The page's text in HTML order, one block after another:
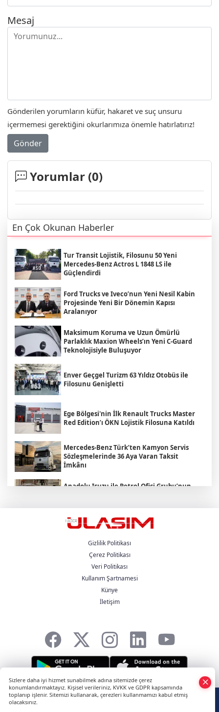
Mesaj
Gönderilen yorumların küfür, hakaret ve suç unsuru
içermemesi gerektiğini okurlarımıza önemle hatırlatırız!
Gönder
Yorumlar (0)
En Çok Okunan Haberler
Tur Transit Lojistik, Filosunu 50 Yeni
Mercedes-Benz Actros L 1848 LS ile
Güçlendirdi
Ford Trucks ve Iveco’nun Yeni Nesil Kabin
Projesinde Yeni Bir Dönemin Kapısı
Aralanıyor
Maksimum Koruma ve Uzun Ömürlü
Parlaklık Maxion Wheels’ın Yeni C-Guard
Teknolojisiyle Buluşuyor
Enver Geçgel Turizm 63 Yıldız Otobüs ile
Filosunu Genişletti
Ege Bölgesi'nin İlk Renault Trucks Master
Red Edition’ı ÖKN Lojistik Filosuna Katıldı
Mercedes-Benz Türk’ten Kamyon Servis
Sözleşmelerinde 36 Aya Varan Taksit
İmkânı
Anadolu Isuzu ile Petrol Ofisi Grubu’nun
MAN , "Driving. People. Partner."
Transportation 2026'da
Heiko Selzam 1 Ağustos İtibarıyla Yeni
Görevine Başladı
Aybir Lojistik Filosunun Üçte İkisini
Gizlilik Politikası
Çerez Politikası
Veri Politikası
Kullanım Şartnamesi
Künye
İletişim
HABER YAZILIMIve TURKTICARET.NET projesidir Copyright© 2006-2026
Sizlere daha iyi hizmet sunabilmek adına sitemizde çerez
konumlandırmaktayız. Kişisel verileriniz, KVKK ve GDPR kapsamında
toplanıp işlenir. Sitemizi kullanarak, çerezleri kullanmamızı kabul etmiş
olacaksınız.